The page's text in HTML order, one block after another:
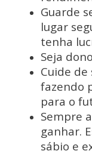
Guarde
lugar
tenha
Seja
Cuide de
fazendo
para o
Sempre
ganhar.
sábio e